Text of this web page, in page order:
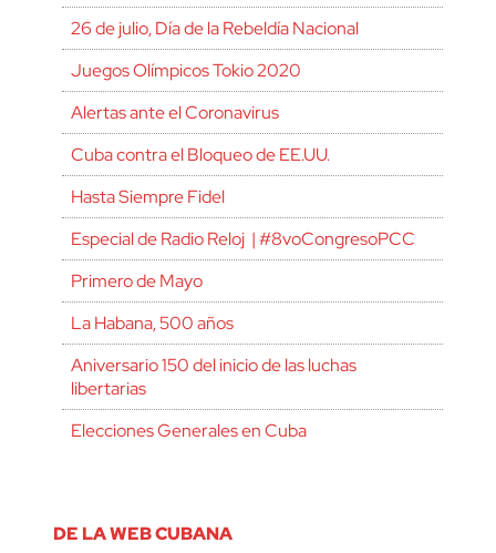
26 de julio, Día de la Rebeldía Nacional
Juegos Olímpicos Tokio 2020
Alertas ante el Coronavirus
Cuba contra el Bloqueo de EE.UU.
Hasta Siempre Fidel
Especial de Radio Reloj | #8voCongresoPCC
Primero de Mayo
La Habana, 500 años
Aniversario 150 del inicio de las luchas
libertarias
Elecciones Generales en Cuba
DE LA WEB CUBANA